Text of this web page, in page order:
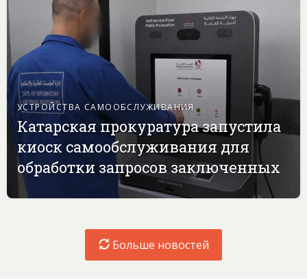
УСТРОЙСТВА САМООБСЛУЖИВАНИЯ
Катарская прокуратура запустила
киоск самообслуживания для
обработки запросов заключенных
Больше новостей